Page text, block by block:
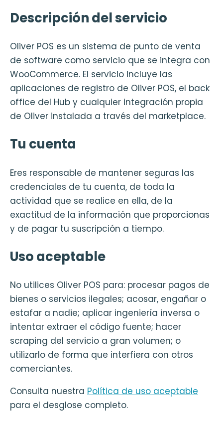
Descripción del servicio
Oliver POS es un sistema de punto de venta
de software como servicio que se integra con
WooCommerce. El servicio incluye las
aplicaciones de registro de Oliver POS, el back
office del Hub y cualquier integración propia
de Oliver instalada a través del marketplace.
Tu cuenta
Eres responsable de mantener seguras las
credenciales de tu cuenta, de toda la
actividad que se realice en ella, de la
exactitud de la información que proporcionas
y de pagar tu suscripción a tiempo.
Uso aceptable
No utilices Oliver POS para: procesar pagos de
bienes o servicios ilegales; acosar, engañar o
estafar a nadie; aplicar ingeniería inversa o
intentar extraer el código fuente; hacer
scraping del servicio a gran volumen; o
utilizarlo de forma que interfiera con otros
comerciantes.
Consulta nuestra Política de uso aceptable
para el desglose completo.